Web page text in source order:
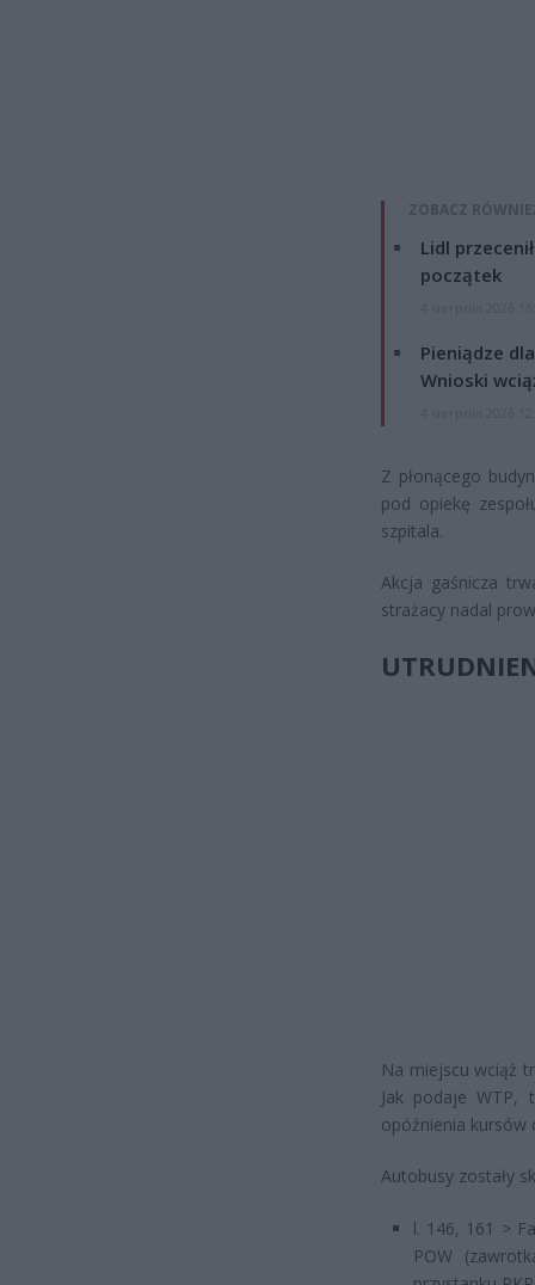
ZOBACZ
Lidl
początek
Pieniądze
Wnioski
Z płonącego
pod opiekę
szpitala.
Akcja gaśnicza
strażacy nadal
Na miejscu wciąż
Jak podaje WTP,
opóźnienia kursów
Autobusy zostały
l. 146, 161 >
POW